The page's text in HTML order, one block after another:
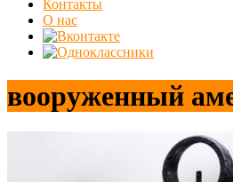
Контакты
О нас
вооруженный